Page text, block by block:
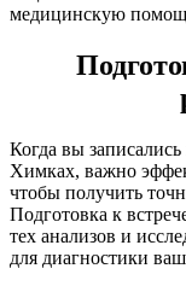
медицинскую
Когда вы
Химках, важно
чтобы получить
Подготовка к
тех анализов и
для диагностики